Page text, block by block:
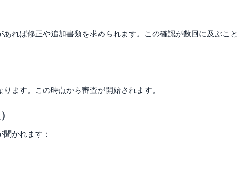
れば修正や追加書類を求められます。この確認が数回に及ぶこと
ます。この時点から審査が開始されます。
かれます：